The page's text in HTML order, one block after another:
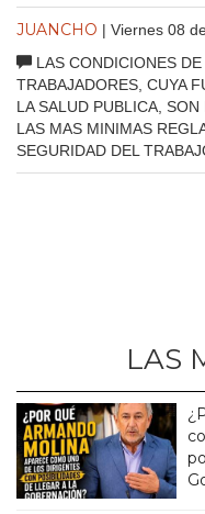
JUANCHO | Viernes 08
LAS CONDICIONES
TRABAJADORES, CUYA
LA SALUD PUBLICA,
LAS MAS MINIMAS
SEGURIDAD DEL
LAS